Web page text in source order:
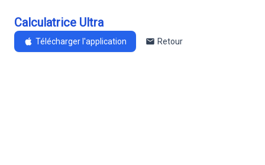
Calculatrice Ultra
Télécharger l'application Retour